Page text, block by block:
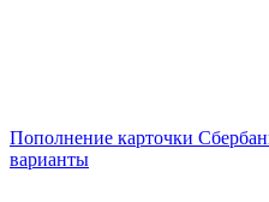
Пополнение карточки
варианты